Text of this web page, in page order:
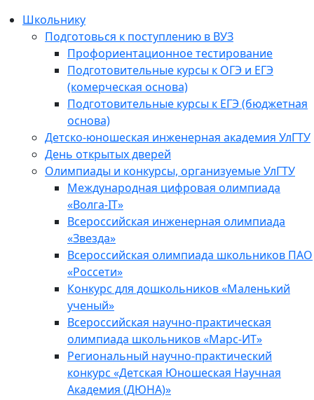
Школьнику
Подготовься к поступлению в ВУЗ
Профориентационное тестирование
Подготовительные курсы к ОГЭ и ЕГЭ
(комерческая основа)
Подготовительные курсы к ЕГЭ (бюджетная
основа)
Детско-юношеская инженерная академия УлГТУ
День открытых дверей
Олимпиады и конкурсы, организуемые УлГТУ
Международная цифровая олимпиада
«Волга-IT»
Всероссийская инженерная олимпиада
«Звезда»
Всероссийская олимпиада школьников ПАО
«Россети»
Конкурс для дошкольников «Маленький
ученый»
Всероссийская научно-практическая
олимпиада школьников «Марс-ИТ»
Региональный научно-практический
конкурс «Детская Юношеская Научная
Академия (ДЮНА)»